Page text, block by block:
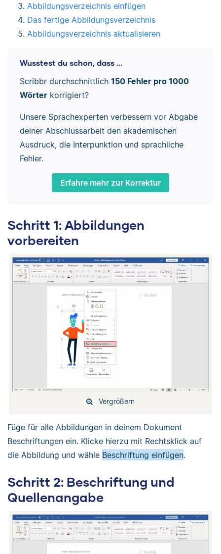
Abbildungsverzeichnis einfügen
Das fertige Abbildungsverzeichnis
Abbildungsverzeichnis aktualisieren
Wusstest du schon, dass ...
Scribbr durchschnittlich 150 Fehler pro 1000
Wörterkorrigiert?
Unsere Sprachexperten verbessern vor Abgabe
deiner Abschlussarbeit den akademischen
Ausdruck, die Interpunktion und sprachliche
Fehler.
Erfahre mehr zur Korrektur
Schritt 1: Abbildungen
vorbereiten
Vergrößern
Füge für alle Abbildungen in deinem Dokument
Beschriftungen ein. Klicke hierzu mit Rechtsklick auf
die Abbildung und wähle Beschriftung einfügen.
Schritt 2: Beschriftung und
Quellenangabe